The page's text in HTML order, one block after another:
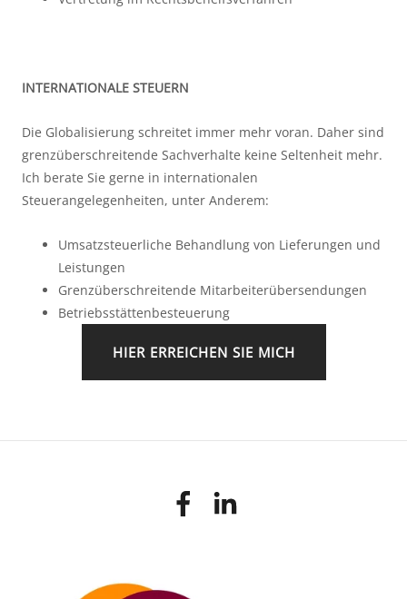
INTERNATIONALE STEUERN
Die Globalisierung schreitet immer mehr voran. Daher sind
grenzüberschreitende Sachverhalte keine Seltenheit mehr.
Ich berate Sie gerne in internationalen
Steuerangelegenheiten, unter Anderem:
Umsatzsteuerliche Behandlung von Lieferungen und
Leistungen
Grenzüberschreitende Mitarbeiterübersendungen
Betriebsstättenbesteuerung
HIER ERREICHEN SIE MICH